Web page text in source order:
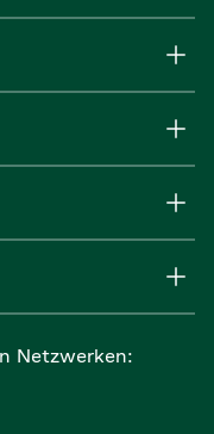
Netzwerken: